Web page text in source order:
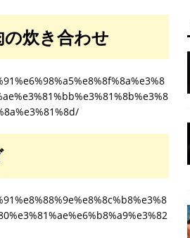
炊き合わせ